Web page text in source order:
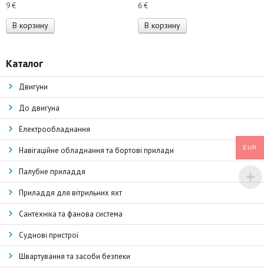
9€
В корзину
6€
В корзину
Каталог
Двигуни
До двигуна
Електрообладнання
Навігаційне обладнання та бортові прилади
Палубне приладдя
Приладдя для вітрильних яхт
Сантехніка та фанова система
Суднові пристрої
Швартування та засоби безпеки
EUR